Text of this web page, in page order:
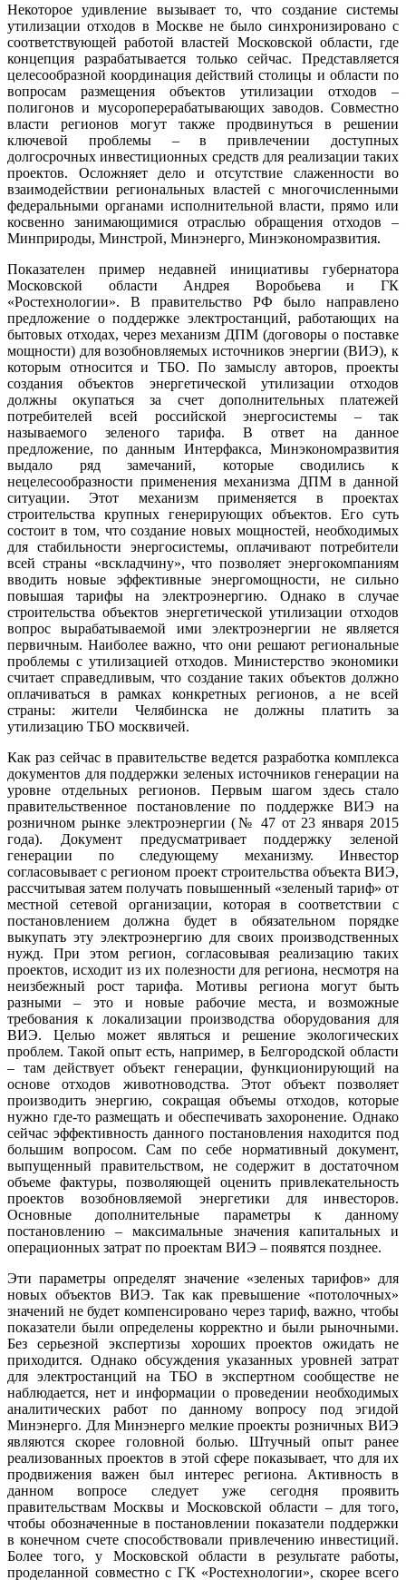
Некоторое удивление вызывает то, что создание системы
утилизации отходов в Москве не было синхронизировано с
соответствующей работой властей Московской области, где
концепция разрабатывается только сейчас. Представляется
целесообразной координация действий столицы и области по
вопросам размещения объектов утилизации отходов –
полигонов и мусороперерабатывающих заводов. Совместно
власти регионов могут также продвинуться в решении
ключевой проблемы – в привлечении доступных
долгосрочных инвестиционных средств для реализации таких
проектов. Осложняет дело и отсутствие слаженности во
взаимодействии региональных властей с многочисленными
федеральными органами исполнительной власти, прямо или
косвенно занимающимися отраслью обращения отходов –
Минприроды, Минстрой, Минэнерго, Минэкономразвития.
Показателен пример недавней инициативы губернатора
Московской области Андрея Воробьева и ГК
«Ростехнологии». В правительство РФ было направлено
предложение о поддержке электростанций, работающих на
бытовых отходах, через механизм ДПМ (договоры о поставке
мощности) для возобновляемых источников энергии (ВИЭ), к
которым относится и ТБО. По замыслу авторов, проекты
создания объектов энергетической утилизации отходов
должны окупаться за счет дополнительных платежей
потребителей всей российской энергосистемы – так
называемого зеленого тарифа. В ответ на данное
предложение, по данным Интерфакса, Минэкономразвития
выдало ряд замечаний, которые сводились к
нецелесообразности применения механизма ДПМ в данной
ситуации. Этот механизм применяется в проектах
строительства крупных генерирующих объектов. Его суть
состоит в том, что создание новых мощностей, необходимых
для стабильности энергосистемы, оплачивают потребители
всей страны «вскладчину», что позволяет энергокомпаниям
вводить новые эффективные энергомощности, не сильно
повышая тарифы на электроэнергию. Однако в случае
строительства объектов энергетической утилизации отходов
вопрос вырабатываемой ими электроэнергии не является
первичным. Наиболее важно, что они решают региональные
проблемы с утилизацией отходов. Министерство экономики
считает справедливым, что создание таких объектов должно
оплачиваться в рамках конкретных регионов, а не всей
страны: жители Челябинска не должны платить за
утилизацию ТБО москвичей.
Как раз сейчас в правительстве ведется разработка комплекса
документов для поддержки зеленых источников генерации на
уровне отдельных регионов. Первым шагом здесь стало
правительственное постановление по поддержке ВИЭ на
розничном рынке электроэнергии (№ 47 от 23 января 2015
года). Документ предусматривает поддержку зеленой
генерации по следующему механизму. Инвестор
согласовывает с регионом проект строительства объекта ВИЭ,
рассчитывая затем получать повышенный «зеленый тариф» от
местной сетевой организации, которая в соответствии с
постановлением должна будет в обязательном порядке
выкупать эту электроэнергию для своих производственных
нужд. При этом регион, согласовывая реализацию таких
проектов, исходит из их полезности для региона, несмотря на
неизбежный рост тарифа. Мотивы региона могут быть
разными – это и новые рабочие места, и возможные
требования к локализации производства оборудования для
ВИЭ. Целью может являться и решение экологических
проблем. Такой опыт есть, например, в Белгородской области
– там действует объект генерации, функционирующий на
основе отходов животноводства. Этот объект позволяет
производить энергию, сокращая объемы отходов, которые
нужно где-то размещать и обеспечивать захоронение. Однако
сейчас эффективность данного постановления находится под
большим вопросом. Сам по себе нормативный документ,
выпущенный правительством, не содержит в достаточном
объеме фактуры, позволяющей оценить привлекательность
проектов возобновляемой энергетики для инвесторов.
Основные дополнительные параметры к данному
постановлению – максимальные значения капитальных и
операционных затрат по проектам ВИЭ – появятся позднее.
Эти параметры определят значение «зеленых тарифов» для
новых объектов ВИЭ. Так как превышение «потолочных»
значений не будет компенсировано через тариф, важно, чтобы
показатели были определены корректно и были рыночными.
Без серьезной экспертизы хороших проектов ожидать не
приходится. Однако обсуждения указанных уровней затрат
для электростанций на ТБО в экспертном сообществе не
наблюдается, нет и информации о проведении необходимых
аналитических работ по данному вопросу под эгидой
Минэнерго. Для Минэнерго мелкие проекты розничных ВИЭ
являются скорее головной болью. Штучный опыт ранее
реализованных проектов в этой сфере показывает, что для их
продвижения важен был интерес региона. Активность в
данном вопросе следует уже сегодня проявить
правительствам Москвы и Московской области – для того,
чтобы обозначенные в постановлении показатели поддержки
в конечном счете способствовали привлечению инвестиций.
Более того, у Московской области в результате работы,
проделанной совместно с ГК «Ростехнологии», скорее всего